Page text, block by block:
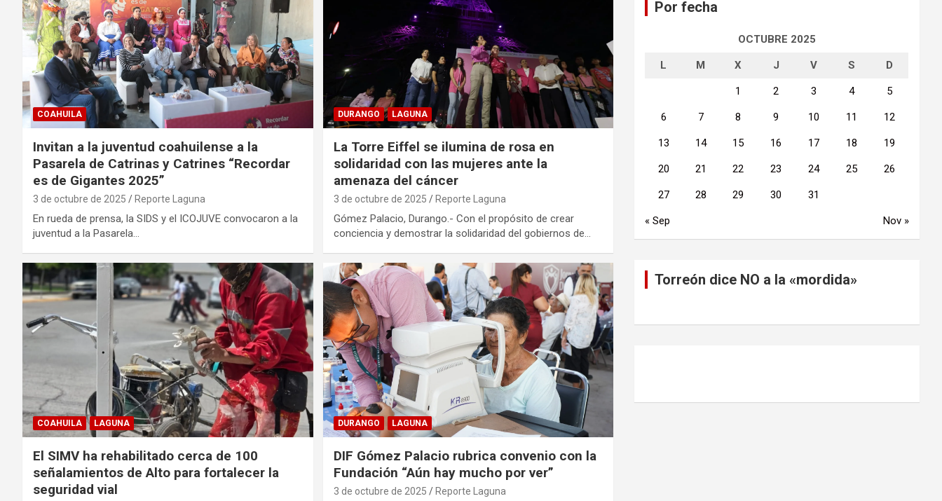
COAHUILA
Invitan a la juventud coahuilense a la
Pasarela de Catrinas y Catrines “Recordar
es de Gigantes 2025”
3 de octubre de 2025 Reporte Laguna
En rueda de prensa, la SIDS y el ICOJUVE convocaron a la
juventud a la Pasarela…
DURANGO LAGUNA
La Torre Eiffel se ilumina de rosa en
solidaridad con las mujeres ante la
amenaza del cáncer
3 de octubre de 2025 Reporte Laguna
Gómez Palacio, Durango.- Con el propósito de crear
conciencia y demostrar la solidaridad del gobiernos de…
COAHUILA LAGUNA
El SIMV ha rehabilitado cerca de 100
señalamientos de Alto para fortalecer la
seguridad vial
DURANGO LAGUNA
DIF Gómez Palacio rubrica convenio con la
Fundación “Aún hay mucho por ver”
3 de octubre de 2025 Reporte Laguna
Por fecha
OCTUBRE 2025
L M X J V S D
1 2 3 4 5
6 7 8 9 10 11 12
13 14 15 16 17 18 19
20 21 22 23 24 25 26
27 28 29 30 31
« Sep Nov »
Torreón dice NO a la «mordida»